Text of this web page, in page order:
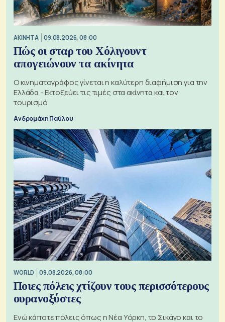
ΑΚΙΝΗΤΑ 09.08.2026, 08:00
Πώς οι σταρ του Χόλιγουντ
απογειώνουν τα ακίνητα
Ο κινηματογράφος γίνεται η καλύτερη διαφήμιση για την
Ελλάδα - Εκτοξεύει τις τιμές στα ακίνητα και τον
τουρισμό
Ανδρομάχη Παύλου
WORLD 09.08.2026, 08:00
Ποιες πόλεις χτίζουν τους περισσότερους
ουρανοξύστες
Ενώ κάποτε πόλεις όπως η Νέα Υόρκη, το Σικάγο και το